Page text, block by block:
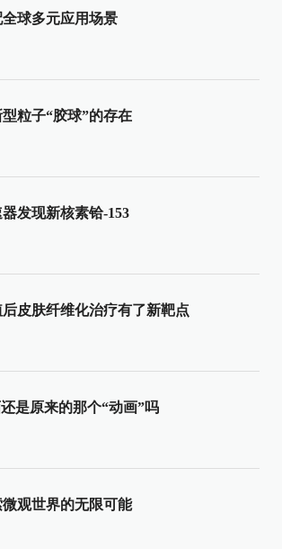
球多元应用场景
粒子“胶球”的存在
发现新核素铪-153
皮肤纤维化治疗有了新靶点
是原来的那个“动画”吗
观世界的无限可能